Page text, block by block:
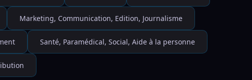
Marketing, Communication, Edition, Journalisme
Santé, Paramédical, Social, Aide à la personne